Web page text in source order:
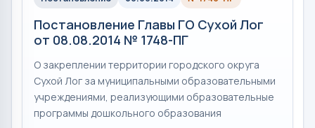
Постановление Главы ГО Сухой Лог
от 08.08.2014 № 1748-ПГ
О закреплении территории городского округа
Сухой Лог за муниципальными образовательными
учреждениями, реализующими образовательные
программы дошкольного образования